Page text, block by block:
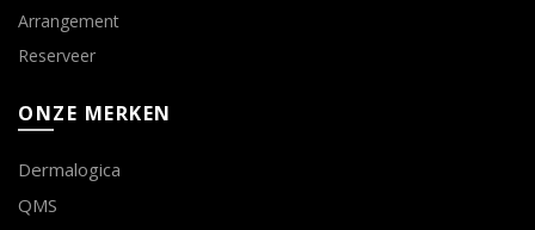
Arrangement
Reserveer
ONZE MERKEN
Dermalogica
QMS